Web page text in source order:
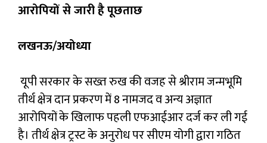
आरोपियों से जारी है पूछताछ
लखनऊ/अयोध्या
यूपी सरकार के सख्त रुख की वजह से श्रीराम जन्मभूमि
तीर्थ क्षेत्र दान प्रकरण में 8 नामजद व अन्य अज्ञात
आरोपियों के खिलाफ पहली एफआईआर दर्ज कर ली गई
है। तीर्थ क्षेत्र ट्रस्ट के अनुरोध पर सीएम योगी द्वारा गठित